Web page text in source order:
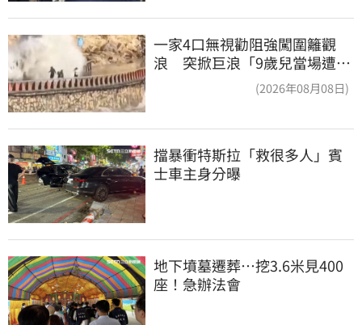
一家4口無視勸阻強闖圍籬觀
浪 突掀巨浪「9歲兒當場遭捲
(2026年08月08日)
擋暴衝特斯拉「救很多人」賓
士車主身分曝
地下墳墓遷葬…挖3.6米見400
座！急辦法會